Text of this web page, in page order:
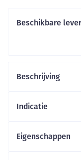
Beschikbare
Beschrijving
Indicatie
Eigenschappen